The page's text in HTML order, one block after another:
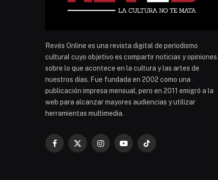
Revés Online es una revista digital de periodismo
cultural cuyo objetivo es compartir noticias y opiniones
sobre lo que acontece en la cultura y las artes de
nuestros días. Fue fundada en 2002 como una
publicación impresa mensual, pero en 2011 emigró a la
web para alcanzar mayores audiencias y utilizar
herramientas multimedia.
Facebook
X
InstagramYouTubeTikTok